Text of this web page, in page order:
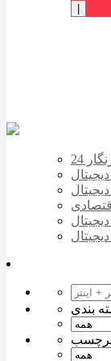
24
دیجیتال
بندی